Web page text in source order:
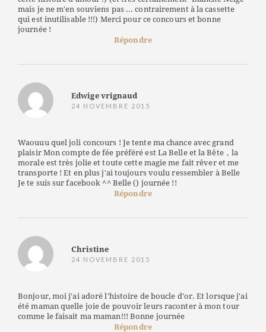
mais je ne m'en souviens pas ... contrairement à la cassette
qui est inutilisable !!!) Merci pour ce concours et bonne
journée !
Répondre
Edwige vrignaud
24 NOVEMBRE 2015
Waouuu quel joli concours ! Je tente ma chance avec grand
plaisir Mon compte de fée préféré est La Belle et la Bête，la
morale est très jolie et toute cette magie me fait rêver et me
transporte ! Et en plus j'ai toujours voulu ressembler à Belle
Je te suis sur facebook ^^ Belle () journée !!
Répondre
Christine
24 NOVEMBRE 2015
Bonjour, moi j'ai adoré l'histoire de boucle d'or. Et lorsque j'ai
été maman quelle joie de pouvoir leurs raconter à mon tour
comme le faisait ma maman!!! Bonne journée
Répondre